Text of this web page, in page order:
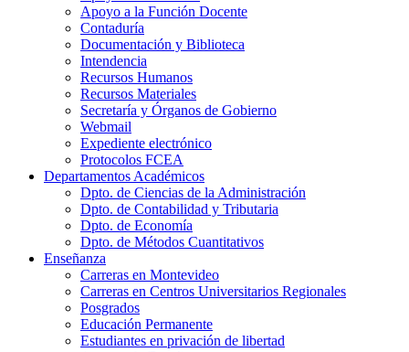
Apoyo a la Función Docente
Contaduría
Documentación y Biblioteca
Intendencia
Recursos Humanos
Recursos Materiales
Secretaría y Órganos de Gobierno
Webmail
Expediente electrónico
Protocolos FCEA
Departamentos Académicos
Dpto. de Ciencias de la Administración
Dpto. de Contabilidad y Tributaria
Dpto. de Economía
Dpto. de Métodos Cuantitativos
Enseñanza
Carreras en Montevideo
Carreras en Centros Universitarios Regionales
Posgrados
Educación Permanente
Estudiantes en privación de libertad